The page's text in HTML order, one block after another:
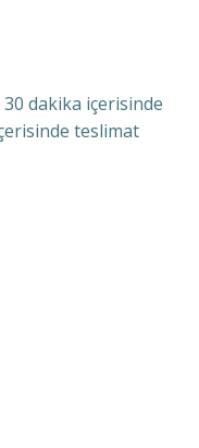
dakika içerisinde
teslimat